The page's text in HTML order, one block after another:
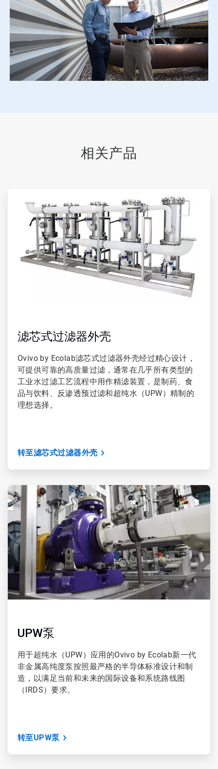
相关产品
滤芯式过滤器外壳
Ovivo by Ecolab滤芯式过滤器外壳经过精心设计，
可提供可靠的高质量过滤，通常在几乎所有类型的
工业水过滤工艺流程中用作精滤装置，是制药、食
品与饮料、反渗透预过滤和超纯水（UPW）精制的
理想选择。
转至滤芯式过滤器外壳
ArticleTile
2
，
3
UPW泵
用于超纯水（UPW）应用的Ovivo by Ecolab新一代
非金属高纯度泵按照最严格的半导体标准设计和制
造，以满足当前和未来的国际设备和系统路线图
（IRDS）要求。
转至UPW泵